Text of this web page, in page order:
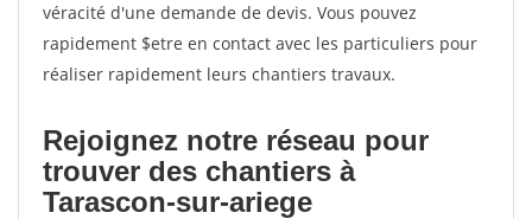
véracité d'une demande de devis. Vous pouvez
rapidement $etre en contact avec les particuliers pour
réaliser rapidement leurs chantiers travaux.
Rejoignez notre réseau pour
trouver des chantiers à
Tarascon-sur-ariege